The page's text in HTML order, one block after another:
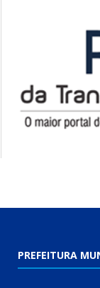
PREFEITURA